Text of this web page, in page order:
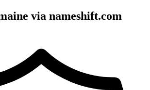
via nameshift.com